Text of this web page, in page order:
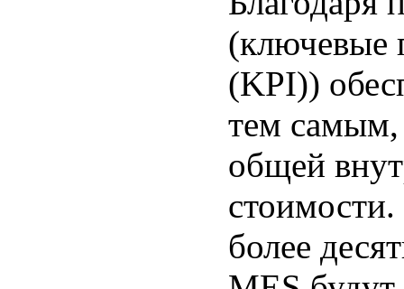
(ключевые
(KPI))
тем самым,
общей
стоимости.
более